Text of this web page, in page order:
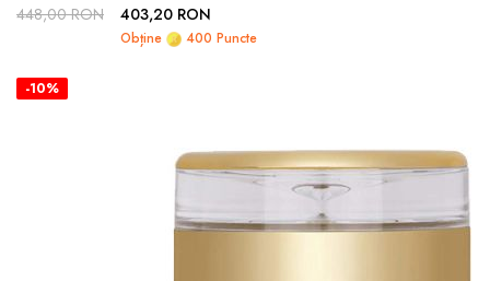
403,20 RON
Obține 400 Puncte
448,00 RON
-10%